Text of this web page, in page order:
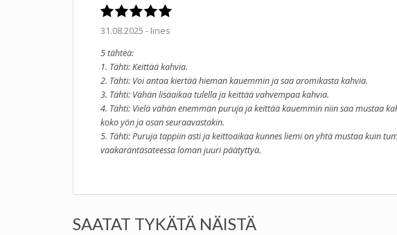
31.08.2025 - Iines
5 tähteä:
1. Tähti: Keittää kahvia.
2. Tähti: Voi antaa kiertää hieman kauemmin ja saa aromikasta kahvia.
3. Tähti: Vähän lisäaikaa tulella ja keittää vahvempaa kahvia.
4. Tähti: Vielä vähän enemmän puruja ja keittää kauemmin niin saa mustaa
koko yön ja osan seuraavastakin.
5. Tähti: Puruja tappiin asti ja keittoaikaa kunnes liemi on yhtä mustaa kuin
vaakaräntäsateessa loman juuri päätyttyä.
SAATAT TYKÄTÄ NÄISTÄ